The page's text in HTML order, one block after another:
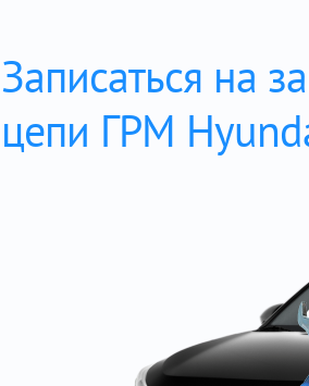
Записаться на
цепи ГРМ